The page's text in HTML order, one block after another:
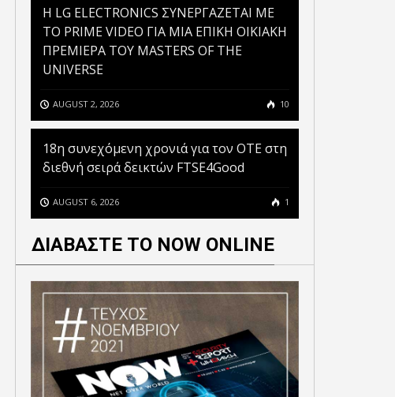
H LG ELECTRONICS ΣΥΝΕΡΓΑΖΕΤΑΙ ΜΕ
ΤΟ PRIME VIDEO ΓΙΑ ΜΙΑ ΕΠΙΚΗ ΟΙΚΙΑΚΗ
ΠΡΕΜΙΕΡΑ ΤΟΥ MASTERS OF THE
UNIVERSE
AUGUST 2, 2026 10
18η συνεχόμενη χρονιά για τον ΟΤΕ στη
διεθνή σειρά δεικτών FTSE4Good
AUGUST 6, 2026 1
ΔΙΑΒΑΣΤΕ ΤΟ NOW ONLINE